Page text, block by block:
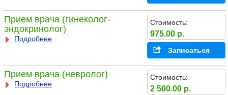
Прием врача (гинеколог-
эндокринолог)
Подробнее
Стоимость:
975.00 р.
Записаться
Прием врача (невролог)
Подробнее
Стоимость:
2 500.00 р.